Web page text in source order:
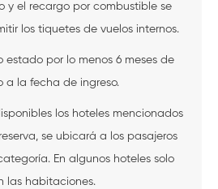
y el recargo por combustible se
los tiquetes de vuelos internos.
estado por lo menos 6 meses de
a la fecha de ingreso.
los hoteles mencionados
se ubicará a los pasajeros
En algunos hoteles solo
las habitaciones.